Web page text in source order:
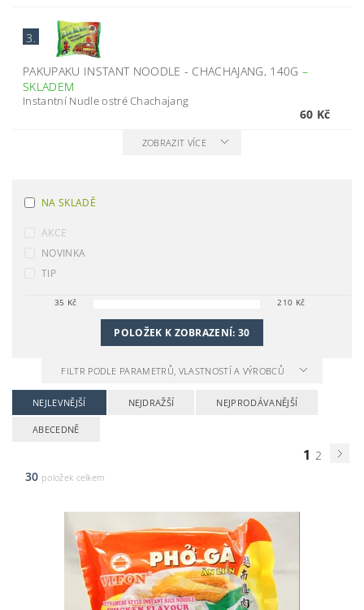
3.
PAKUPAKU INSTANT NOODLE - CHACHAJANG, 140G –
SKLADEM
Instantní Nudle ostré Chachajang
60 Kč
ZOBRAZIT VÍCE
NA SKLADĚ
AKCE
NOVINKA
TIP
35 Kč 210 Kč
POLOŽEK K ZOBRAZENÍ:30
FILTR PODLE PARAMETRŮ, VLASTNOSTÍ A VÝROBCŮ
NEJLEVNĚJŠÍ NEJDRAŽŠÍ NEJPRODÁVANĚJŠÍ
ABECEDNĚ
1 2
30 položek celkem